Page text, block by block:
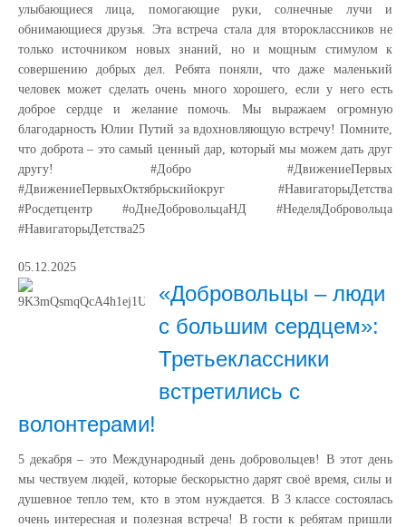
улыбающиеся лица, помогающие руки, солнечные лучи и
обнимающиеся друзья. Эта встреча стала для второклассников не
только источником новых знаний, но и мощным стимулом к
совершению добрых дел. Ребята поняли, что даже маленький
человек может сделать очень много хорошего, если у него есть
доброе сердце и желание помочь. Мы выражаем огромную
благодарность Юлии Путий за вдохновляющую встречу! Помните,
что доброта – это самый ценный дар, который мы можем дать друг
другу! #Добро #ДвижениеПервых
#ДвижениеПервыхОктябрьскийокруг #НавигаторыДетства
#Росдетцентр #оДнеДобровольцаНД #НеделяДобровольца
#НавигаторыДетства25
05.12.2025
«Добровольцы – люди
с большим сердцем»:
Третьеклассники
встретились с
волонтерами!
5 декабря – это Международный день добровольцев! В этот день
мы чествуем людей, которые бескорыстно дарят своё время, силы и
душевное тепло тем, кто в этом нуждается. В 3 классе состоялась
очень интересная и полезная встреча! В гости к ребятам пришли